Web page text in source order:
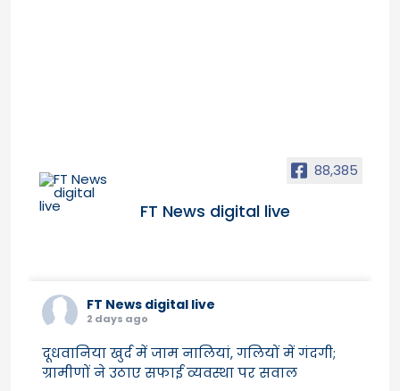
88,385
FT News digital live
FT News digital live
2 days ago
दूधवानिया खुर्द में जाम नालियां, गलियों में गंदगी;
ग्रामीणों ने उठाए सफाई व्यवस्था पर सवाल